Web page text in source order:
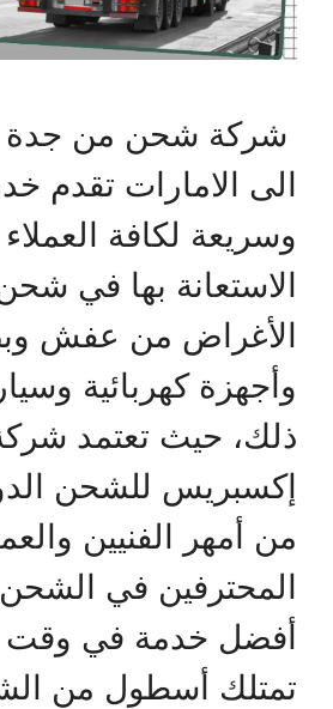
شركة شحن من جدة
الى الامارات تقدم
وسريعة لكافة
الاستعانة بها في
الأغراض من عفش
وأجهزة كهربائية
ذلك، حيث تعتمد
إكسبريس للشحن
من أمهر الفنيين
المحترفين في
أفضل خدمة في وقت
تمتلك أسطول من